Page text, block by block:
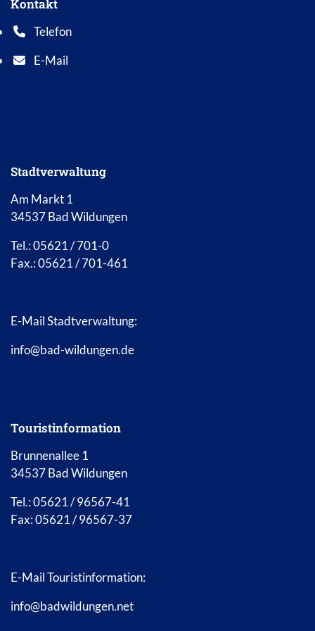
Kontakt
Telefon
Telefonnummer: 0 5 6 2 1 7 0 1 0
E-Mail
E-Mail Adresse: info@bad-wildungen.de
Stadtverwaltung
Am Markt 1
34537 Bad Wildungen
Tel.: 05621 / 701-0
Fax.: 05621 / 701-461
E-Mail Stadtverwaltung:
info@bad-wildungen.de
Touristinformation
Brunnenallee 1
34537 Bad Wildungen
Tel.: 05621 / 96567-41
Fax: 05621 / 96567-37
E-Mail Touristinformation:
info@badwildungen.net